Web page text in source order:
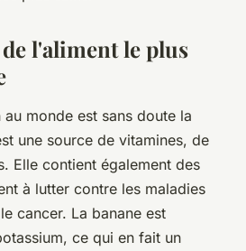
l'aliment le plus
monde est sans doute la
une source de vitamines, de
Elle contient également des
à lutter contre les maladies
cancer. La banane est
ce qui en fait un